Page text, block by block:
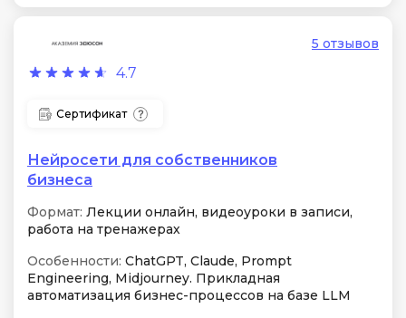
4.7
5 отзывов
Сертификат
Нейросети для собственников
бизнеса
Формат: Лекции онлайн, видеоуроки в записи,
работа на тренажерах
Особенности: ChatGPT, Claude, Prompt
Engineering, Midjourney. Прикладная
автоматизация бизнес-процессов на базе LLM